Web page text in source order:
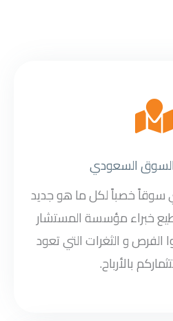
السعودي
سوقاً خصباً لكل ما هو جديد
خبراء مؤسسة المستشار
و الثغرات التي تعود
بالأرباح.